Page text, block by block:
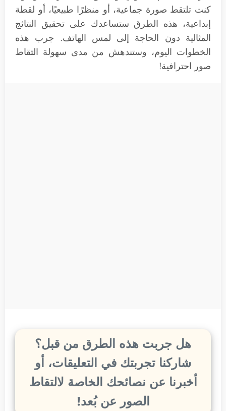
كنت تلتقط صورة جماعية، أو منظرًا طبيعيًا، أو لقطة
إبداعية، هذه الطرق ستساعدك على تحقيق النتائج
المثالية دون الحاجة إلى لمس الهاتف. جرب هذه
الخطوات اليوم، وستندهش من مدى سهولة التقاط
صور احترافية!
هل جربت هذه الطرق من قبل؟
شاركنا تجربتك في التعليقات، أو
أخبرنا عن نصائحك الخاصة لالتقاط
الصور عن بُعد!